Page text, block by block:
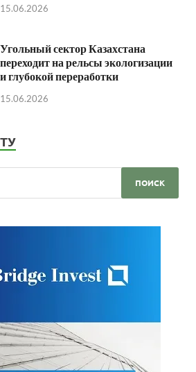
15.06.2026
Угольный сектор Казахстана
переходит на рельсы экологизации
и глубокой переработки
15.06.2026